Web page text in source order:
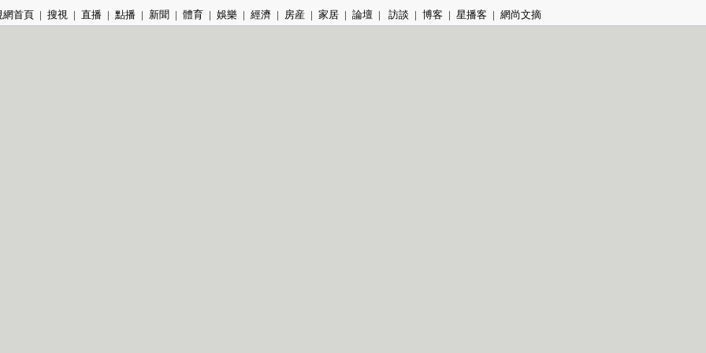
網首頁 | 搜視 | 直播 | 點播 | 新聞 | 體育 | 娛樂 | 經濟 | 房産 | 家居 | 論壇 | 訪談 | 博客 | 星播客 | 網尚文摘